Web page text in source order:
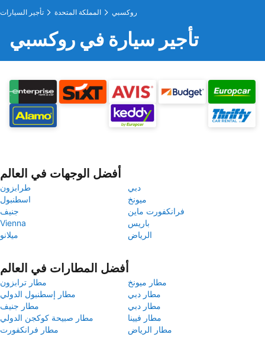
تأجير السيارات المملكة المتحدة روكسبي
تأجير سيارة في روكسبي
أفضل الوجهات في العالم
طرابزون
دبي
اسطنبول
ميونخ
جنيف
فرانكفورت ماين
Vienna
باريس
ميلانو
الرياض
أفضل المطارات في العالم
مطار ترابزون
مطار ميونخ
مطار إسطنبول الدولي
مطار دبي
مطار جنيف
مطار دبي
مطار صبيحة كوكجن الدولي
مطار فيينا
مطار فرانكفورت
مطار الرياض